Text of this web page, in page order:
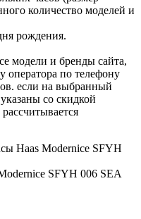
количество моделей и
рождения.
модели и бренды сайта,
оператора по телефону
если на выбранный
со скидкой
SFYH 006 SEA